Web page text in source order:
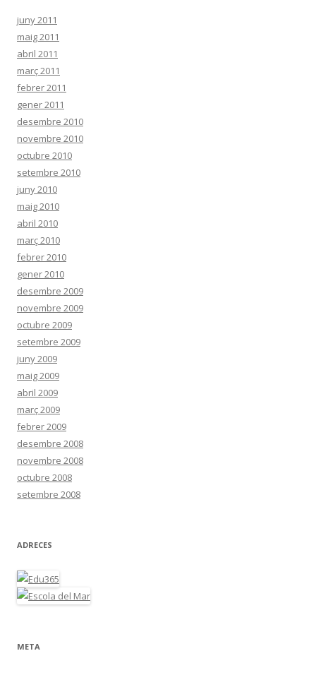
juny 2011
maig 2011
abril 2011
març 2011
febrer 2011
gener 2011
desembre 2010
novembre 2010
octubre 2010
setembre 2010
juny 2010
maig 2010
abril 2010
març 2010
febrer 2010
gener 2010
desembre 2009
novembre 2009
octubre 2009
setembre 2009
juny 2009
maig 2009
abril 2009
març 2009
febrer 2009
desembre 2008
novembre 2008
octubre 2008
setembre 2008
ADRECES
META